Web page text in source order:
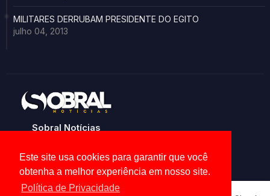
Este site usa cookies para garantir que você
obtenha a melhor experiência em nosso site.
Política de Privacidade
MILITARES DERRUBAM PRESIDENTE DO EGITO
julho 04, 2013
Sobral Notícias